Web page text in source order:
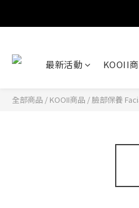
最新活動 KOOII
全部商品 / KOOII商品 /臉部保養